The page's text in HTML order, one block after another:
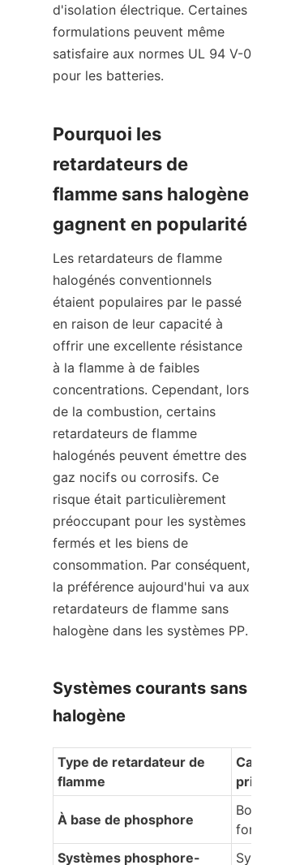
d'isolation électrique. Certaines
formulations peuvent même
satisfaire aux normes UL 94 V-0
pour les batteries.
Pourquoi les
retardateurs de
flamme sans halogène
gagnent en popularité
Les retardateurs de flamme
halogénés conventionnels
étaient populaires par le passé
en raison de leur capacité à
offrir une excellente résistance
à la flamme à de faibles
concentrations. Cependant, lors
de la combustion, certains
retardateurs de flamme
halogénés peuvent émettre des
gaz nocifs ou corrosifs. Ce
risque était particulièrement
préoccupant pour les systèmes
fermés et les biens de
consommation. Par conséquent,
la préférence aujourd'hui va aux
retardateurs de flamme sans
halogène dans les systèmes PP.
Systèmes courants sans
halogène
Type de retardateur de
flamme
principales
À base de phosphore
Bonne
formation
Systèmes phosphore-
Synergie